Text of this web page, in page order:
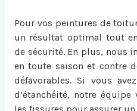
Pour vos peintures de
un résultat optimal tout
de sécurité. En plus, nous
en toute saison et contre
défavorables. Si vous
d’étanchéité, notre